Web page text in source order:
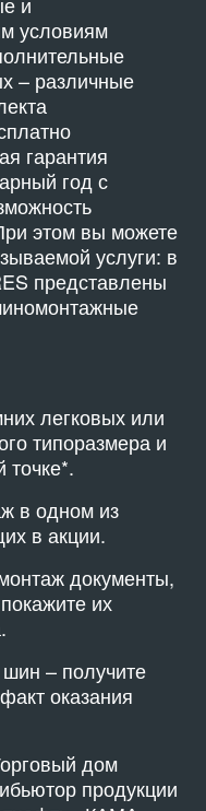
условиям
– различные
гарантия
год с
этом вы можете
услуги: в
представлены
легковых или
типоразмера и
точке*.
в одном из
в акции.
документы,
их
– получите
оказания
дом
продукции